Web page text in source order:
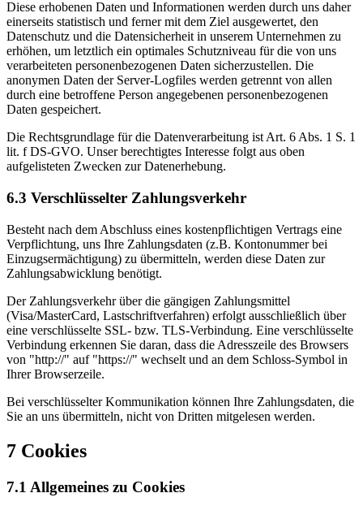
Diese erhobenen Daten und Informationen werden durch uns daher
einerseits statistisch und ferner mit dem Ziel ausgewertet, den
Datenschutz und die Datensicherheit in unserem Unternehmen zu
erhöhen, um letztlich ein optimales Schutzniveau für die von uns
verarbeiteten personenbezogenen Daten sicherzustellen. Die
anonymen Daten der Server-Logfiles werden getrennt von allen
durch eine betroffene Person angegebenen personenbezogenen
Daten gespeichert.
Die Rechtsgrundlage für die Datenverarbeitung ist Art. 6 Abs. 1 S. 1
lit. f DS-GVO. Unser berechtigtes Interesse folgt aus oben
aufgelisteten Zwecken zur Datenerhebung.
6.3 Verschlüsselter Zahlungsverkehr
Besteht nach dem Abschluss eines kostenpflichtigen Vertrags eine
Verpflichtung, uns Ihre Zahlungsdaten (z.B. Kontonummer bei
Einzugsermächtigung) zu übermitteln, werden diese Daten zur
Zahlungsabwicklung benötigt.
Der Zahlungsverkehr über die gängigen Zahlungsmittel
(Visa/MasterCard, Lastschriftverfahren) erfolgt ausschließlich über
eine verschlüsselte SSL- bzw. TLS-Verbindung. Eine verschlüsselte
Verbindung erkennen Sie daran, dass die Adresszeile des Browsers
von "http://" auf "https://" wechselt und an dem Schloss-Symbol in
Ihrer Browserzeile.
Bei verschlüsselter Kommunikation können Ihre Zahlungsdaten, die
Sie an uns übermitteln, nicht von Dritten mitgelesen werden.
7 Cookies
7.1 Allgemeines zu Cookies